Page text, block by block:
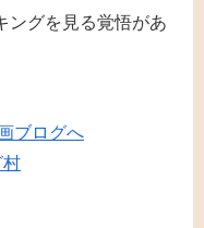
ングを見る覚悟があ
村